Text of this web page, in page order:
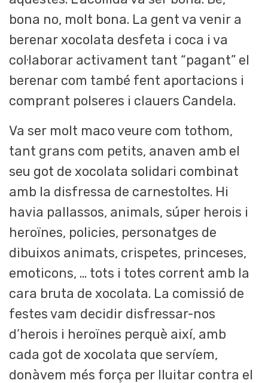
bona no, molt bona. La gent va venir a
berenar xocolata desfeta i coca i va
col·laborar activament tant “pagant” el
berenar com també fent aportacions i
comprant polseres i clauers Candela.
Va ser molt maco veure com tothom,
tant grans com petits, anaven amb el
seu got de xocolata solidari combinat
amb la disfressa de carnestoltes. Hi
havia pallassos, animals, súper herois i
heroïnes, policies, personatges de
dibuixos animats, crispetes, princeses,
emoticons, … tots i totes corrent amb la
cara bruta de xocolata. La comissió de
festes vam decidir disfressar-nos
d’herois i heroïnes perquè així, amb
cada got de xocolata que servíem,
donàvem més força per lluitar contra el